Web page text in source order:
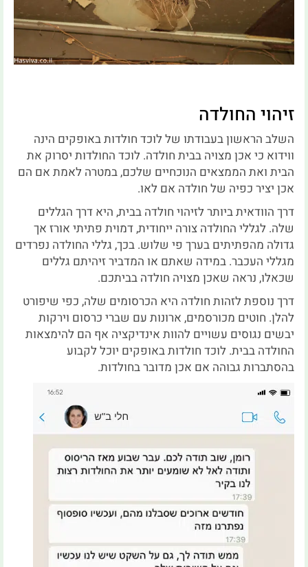
זיהוי החולדה
השלב הראשון בעבודתו של לוכד חולדות באופקים הינה
ווידוא כי אכן מצויה בבית חולדה. לוכד החולדות יסרוק את
הבית ואת הממצאים הנוכחיים שלכם, במטרה לאמת אם הם
אכן יציר כפיה של חולדה אם לאו.
דרך הוודאית ביותר לזיהוי חולדה בבית, היא דרך הגללים
שלה. לגללי החולדה צורה ייחודית, דמוית פתיתי אורז אך
גדולה מהפתיתים בערך פי שלוש. בכך, גללי החולדה נפרדים
מגללי העכבר. במידה שאתם או המדביר זיהיתם גללים
שכאלו, נראה שאכן מצויה חולדה בביתכם.
דרך נוספת לזהות חולדה היא הכרסומים שלה, כפי שיפורט
להלן. חוטים מכורסמים, ארונות עם שברי כרסום וירקות
יבשים נגוסים עשויים להוות אינדיקציה אף הם להימצאות
החולדה בבית. לוכד חולדות באופקים יוכל לקבוע
בהסתברות גבוהה אם אכן מדובר בחולדות.